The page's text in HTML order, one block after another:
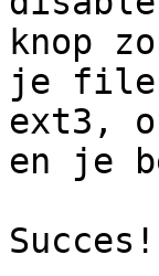
knop
je
ext3,
en je
Succes!